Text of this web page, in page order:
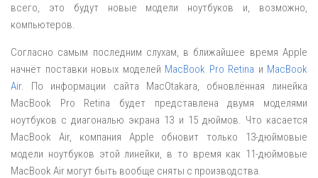
всего, это будут новые модели ноутбуков и, возможно,
компьютеров.
Согласно самым последним слухам, в ближайшее время Apple
начнёт поставки новых моделей MacBook Pro Retina и MacBook
Air. По информации сайта MacOtakara, обновлённая линейка
MacBook Pro Retina будет представлена двумя моделями
ноутбуков с диагональю экрана 13 и 15 дюймов. Что касается
MacBook Air, компания Apple обновит только 13-дюймовые
модели ноутбуков этой линейки, в то время как 11-дюймовые
MacBook Air могут быть вообще сняты с производства.